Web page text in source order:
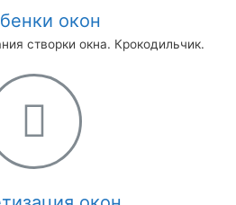
окон
створки окна. Крокодильчик.